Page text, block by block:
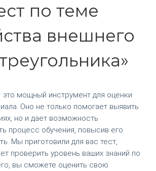
по теме
внешнего
это мощный инструмент для оценки
Оно не только помогает выявить
но и дает возможность
процесс обучения, повысив его
Мы приготовили для вас тест,
проверить уровень ваших знаний по
вы сможете оценить свою